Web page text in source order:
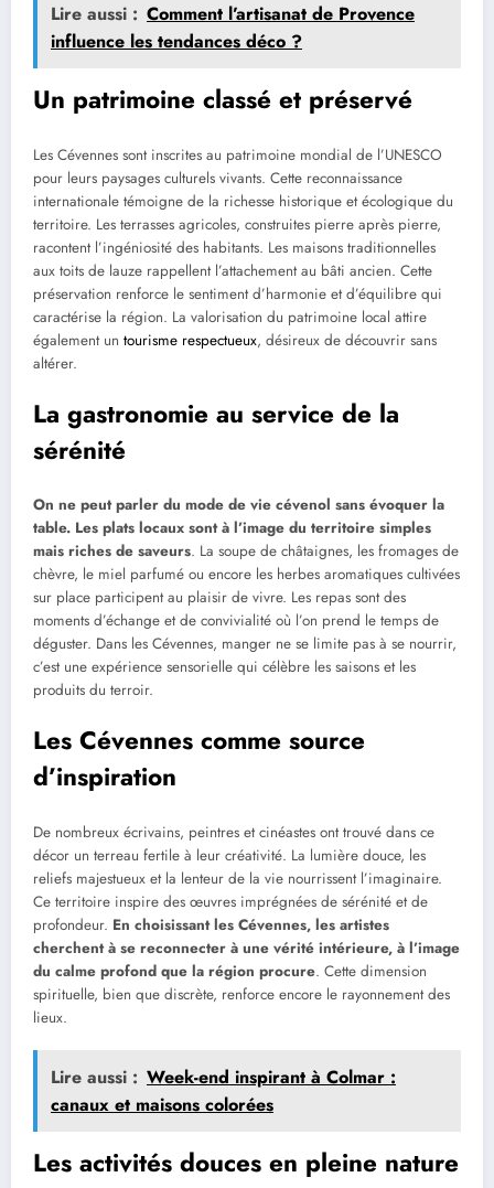
Lire aussi : Comment l’artisanat de Provence
influence les tendances déco ?
Un patrimoine classé et préservé
Les Cévennes sont inscrites au patrimoine mondial de l’UNESCO
pour leurs paysages culturels vivants. Cette reconnaissance
internationale témoigne de la richesse historique et écologique du
territoire. Les terrasses agricoles, construites pierre après pierre,
racontent l’ingéniosité des habitants. Les maisons traditionnelles
aux toits de lauze rappellent l’attachement au bâti ancien. Cette
préservation renforce le sentiment d’harmonie et d’équilibre qui
caractérise la région. La valorisation du patrimoine local attire
également un tourisme respectueux, désireux de découvrir sans
altérer.
La gastronomie au service de la
sérénité
On ne peut parler du mode de vie cévenol sans évoquer la
table. Les plats locaux sont à l’image du territoire simples
mais riches de saveurs. La soupe de châtaignes, les fromages de
chèvre, le miel parfumé ou encore les herbes aromatiques cultivées
sur place participent au plaisir de vivre. Les repas sont des
moments d’échange et de convivialité où l’on prend le temps de
déguster. Dans les Cévennes, manger ne se limite pas à se nourrir,
c’est une expérience sensorielle qui célèbre les saisons et les
produits du terroir.
Les Cévennes comme source
d’inspiration
De nombreux écrivains, peintres et cinéastes ont trouvé dans ce
décor un terreau fertile à leur créativité. La lumière douce, les
reliefs majestueux et la lenteur de la vie nourrissent l’imaginaire.
Ce territoire inspire des œuvres imprégnées de sérénité et de
profondeur. En choisissant les Cévennes, les artistes
cherchent à se reconnecter à une vérité intérieure, à l’image
du calme profond que la région procure. Cette dimension
spirituelle, bien que discrète, renforce encore le rayonnement des
lieux.
Lire aussi : Week-end inspirant à Colmar :
canaux et maisons colorées
Les activités douces en pleine nature